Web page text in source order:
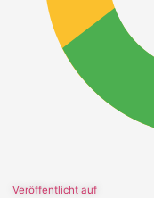
Veröffentlicht auf